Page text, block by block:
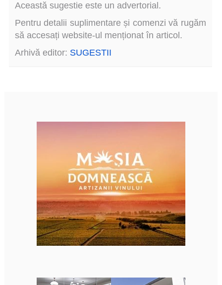
Această sugestie este un advertorial.
Pentru detalii suplimentare și comenzi vă rugăm
să accesați website-ul menționat în articol.
Arhivă editor: SUGESTII